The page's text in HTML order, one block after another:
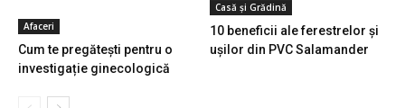
Afaceri
Cum te pregătești pentru o
investigație ginecologică
Casă și Grădină
10 beneficii ale ferestrelor și
ușilor din PVC Salamander